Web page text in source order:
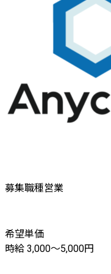
募集職種営業
希望単価
時給 3,000〜5,000円